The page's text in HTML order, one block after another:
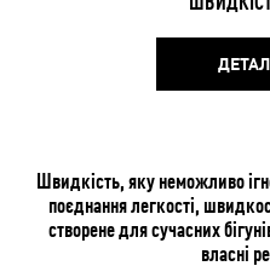
Швидкість, яку неможливо
поєднання легкості,
створене для сучасних
власні